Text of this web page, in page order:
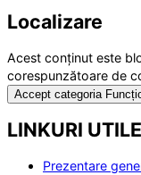
Localizare
Acest conținut este
corespunzătoare de
Accept categoria
LINKURI UTILE
Prezentare